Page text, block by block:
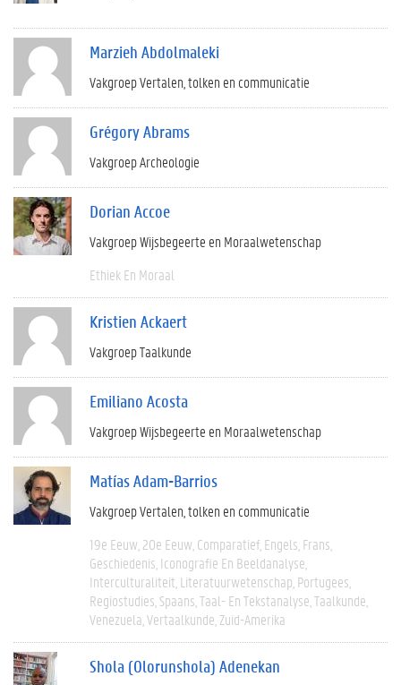
Marzieh Abdolmaleki
Vakgroep Vertalen, tolken en communicatie
Grégory Abrams
Vakgroep Archeologie
Dorian Accoe
Vakgroep Wijsbegeerte en Moraalwetenschap
Ethiek En Moraal
Kristien Ackaert
Vakgroep Taalkunde
Emiliano Acosta
Vakgroep Wijsbegeerte en Moraalwetenschap
Matías Adam-Barrios
Vakgroep Vertalen, tolken en communicatie
19e Eeuw 20e Eeuw Comparatief Engels Frans
Geschiedenis Iconografie En Beeldanalyse
Interculturaliteit Literatuurwetenschap Portugees
Regiostudies Spaans Taal- En Tekstanalyse Taalkunde
Venezuela Vertaalkunde Zuid-Amerika
Shola (Olorunshola) Adenekan